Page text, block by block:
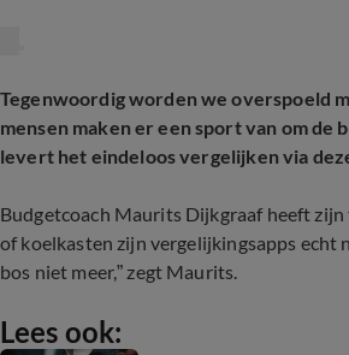
Tegenwoordig worden we overspoeld
mensen maken er een sport van om
levert het eindeloos vergelijken via
Budgetcoach Maurits Dijkgraaf heeft zijn
of koelkasten zijn vergelijkingsapps echt
bos niet meer,” zegt Maurits.
Lees ook: